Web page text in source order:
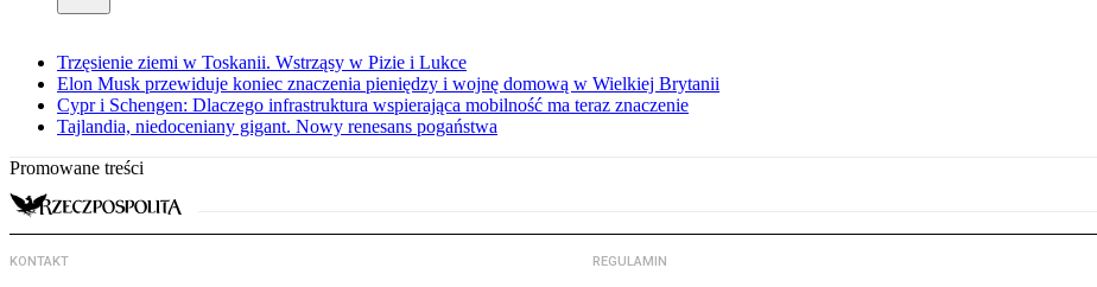
Trzęsienie ziemi w Toskanii. Wstrząsy w Pizie i Lukce
Elon Musk przewiduje koniec znaczenia pieniędzy i wojnę domową w Wielkiej Brytanii
Cypr i Schengen: Dlaczego infrastruktura wspierająca mobilność ma teraz znaczenie
Tajlandia, niedoceniany gigant. Nowy renesans pogaństwa
Promowane treści
KONTAKT REGULAMIN